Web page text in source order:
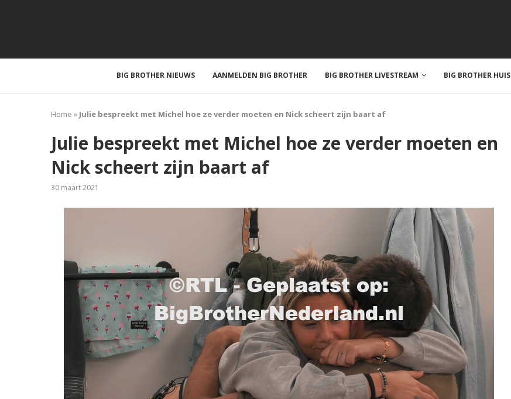
BIG BROTHER NIEUWS AANMELDEN BIG BROTHER BIG BROTHER LIVESTREAM BIG BROTHER HUIS
Home » Julie bespreekt met Michel hoe ze verder moeten en Nick scheert zijn baart af
Julie bespreekt met Michel hoe ze verder moeten en
Nick scheert zijn baart af
30 maart 2021